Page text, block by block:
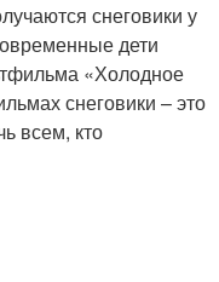
снеговики у
дети
«Холодное
снеговики – это
всем, кто